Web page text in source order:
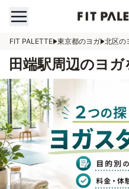
FIT PALETTE 東京都のヨガ 北区の
田端駅周辺のヨ